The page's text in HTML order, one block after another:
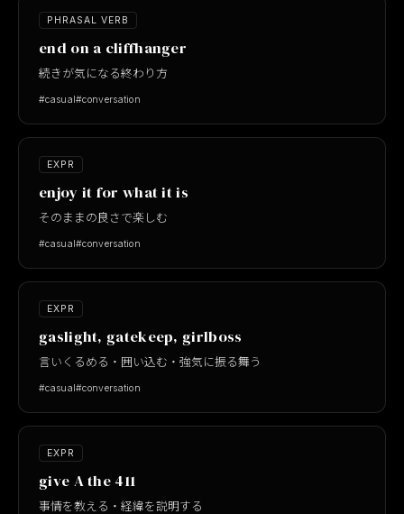
PHRASAL VERB
end on a cliffhanger
続きが気になる終わり方
#casual#conversation
EXPR
enjoy it for what it is
そのままの良さで楽しむ
#casual#conversation
EXPR
gaslight, gatekeep, girlboss
言いくるめる・囲い込む・強気に振る舞う
#casual#conversation
EXPR
give A the 411
事情を教える・経緯を説明する